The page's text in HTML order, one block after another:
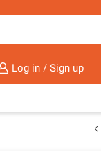
Log in / Sign up